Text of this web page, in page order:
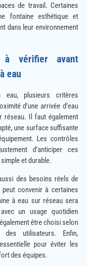
de travail. Certaines
fontaine esthétique et
dans leur environnement
à vérifier avant
eau
plusieurs critères
d’une arrivée d’eau
réseau. Il faut également
une surface suffisante
Les contrôles
d’anticiper ces
et durable.
des besoins réels de
peut convenir à certaines
à eau sur réseau sera
un usage quotidien
être choisi selon
utilisateurs. Enfin,
pour éviter les
des équipes.